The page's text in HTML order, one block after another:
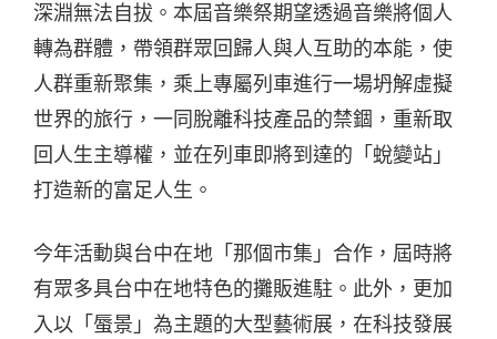
深淵無法自拔。本屆音樂祭期望透過音樂將個人
轉為群體，帶領群眾回歸人與人互助的本能，使
人群重新聚集，乘上專屬列車進行一場坍解虛擬
世界的旅行，一同脫離科技產品的禁錮，重新取
回人生主導權，並在列車即將到達的「蛻變站」
打造新的富足人生。
今年活動與台中在地「那個市集」合作，屆時將
有眾多具台中在地特色的攤販進駐。此外，更加
入以「蜃景」為主題的大型藝術展，在科技發展